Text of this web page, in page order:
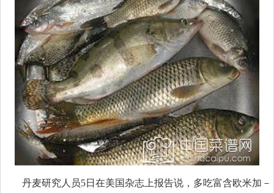
丹麦研究人员5日在美国杂志上报告说，多吃富含欧米加－